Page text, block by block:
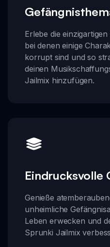
Erlebe die
bei denen einige
korrupt sind und so
deinen
Jailmix hinzufügen.
Eindrucksvolle
Genieße
unheimliche
Leben erwecken und
Sprunki Jailmix